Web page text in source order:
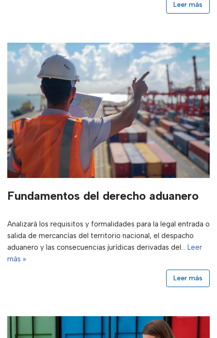
Leer más
Fundamentos del derecho aduanero
Analizará los requisitos y formalidades para la legal entrada o
salida de mercancías del territorio nacional, el despacho
aduanero y las consecuencias jurídicas derivadas del… Leer
más »
Leer más